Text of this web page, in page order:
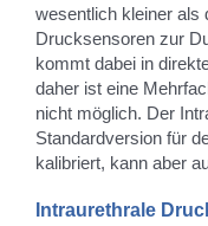
wesentlich kleiner als
Drucksensoren zur
kommt dabei in
daher ist eine
nicht möglich. Der
Standardversion für
kalibriert, kann aber
Intraurethrale